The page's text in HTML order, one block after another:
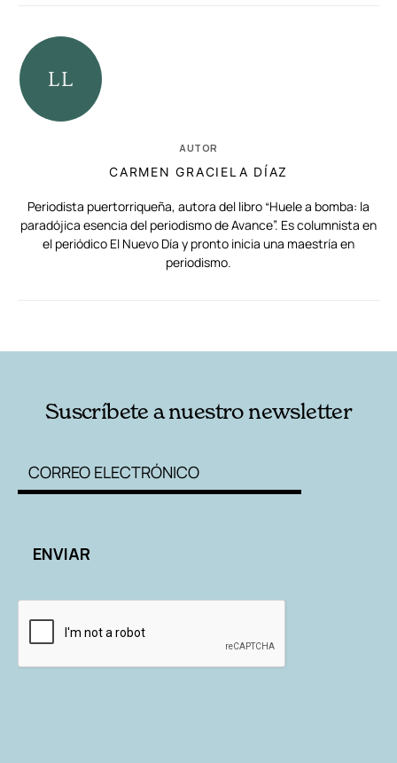
AUTOR
CARMEN GRACIELA DÍAZ
Periodista puertorriqueña, autora del libro “Huele a bomba: la
paradójica esencia del periodismo de Avance”. Es columnista en
el periódico El Nuevo Día y pronto inicia una maestría en
periodismo.
Suscríbete a nuestro newsletter